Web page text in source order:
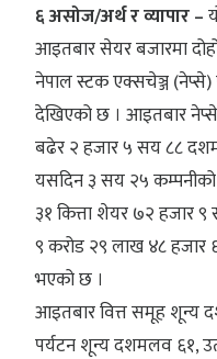
६ असोज/अर्थ र व्यापार –
आइतबार सेयर बजारमा
नेपाल स्टक एक्सचेञ्ज (नेप्से)
देखिएको छ । आइतबार
बढेर २ हजार ५ सय ८८
यसदिन ३ सय २५
३१ कित्ता शेयर ७२ हजार
९ करोड २९ लाख ४८ हजार
भएको छ ।
आइतबार वित्त समूह शून्य
पर्यटन शून्य दशमलव ६१,